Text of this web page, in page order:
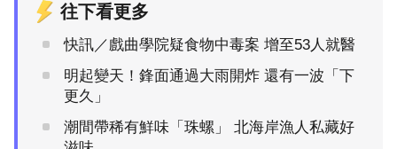
往下看更多
快訊／戲曲學院疑食物中毒案 增至53人就醫
明起變天！鋒面通過大雨開炸 還有一波「下
更久」
潮間帶稀有鮮味「珠螺」 北海岸漁人私藏好